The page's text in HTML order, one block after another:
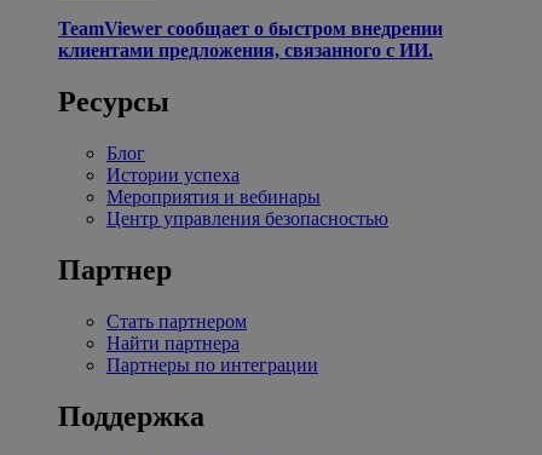
TeamViewer сообщает о быстром внедрении
клиентами предложения, связанного с ИИ.
Ресурсы
Блог
Истории успеха
Мероприятия и вебинары
Центр управления безопасностью
Партнер
Стать партнером
Найти партнера
Партнеры по интеграции
Поддержка